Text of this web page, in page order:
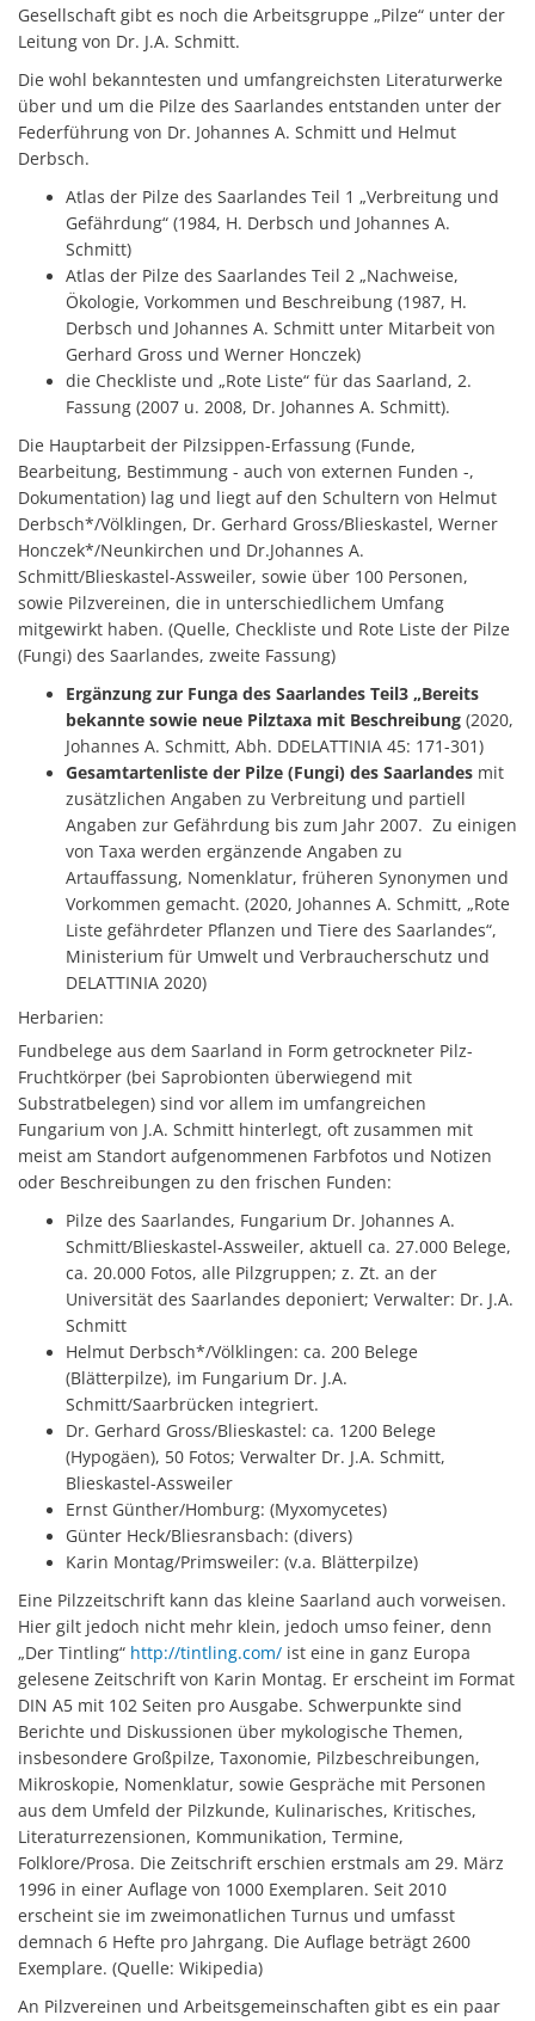
Gesellschaft gibt es noch die Arbeitsgruppe „Pilze“ unter der
Leitung von Dr. J.A. Schmitt.
Die wohl bekanntesten und umfangreichsten Literaturwerke
über und um die Pilze des Saarlandes entstanden unter der
Federführung von Dr. Johannes A. Schmitt und Helmut
Derbsch.
Atlas der Pilze des Saarlandes Teil 1 „Verbreitung und
Gefährdung“ (1984, H. Derbsch und Johannes A.
Schmitt)
Atlas der Pilze des Saarlandes Teil 2 „Nachweise,
Ökologie, Vorkommen und Beschreibung (1987, H.
Derbsch und Johannes A. Schmitt unter Mitarbeit von
Gerhard Gross und Werner Honczek)
die Checkliste und „Rote Liste“ für das Saarland, 2.
Fassung (2007 u. 2008, Dr. Johannes A. Schmitt).
Die Hauptarbeit der Pilzsippen-Erfassung (Funde,
Bearbeitung, Bestimmung - auch von externen Funden -,
Dokumentation) lag und liegt auf den Schultern von Helmut
Derbsch*/Völklingen, Dr. Gerhard Gross/Blieskastel, Werner
Honczek*/Neunkirchen und Dr.Johannes A.
Schmitt/Blieskastel-Assweiler, sowie über 100 Personen,
sowie Pilzvereinen, die in unterschiedlichem Umfang
mitgewirkt haben. (Quelle, Checkliste und Rote Liste der Pilze
(Fungi) des Saarlandes, zweite Fassung)
Ergänzung zur Funga des Saarlandes Teil3 „Bereits
bekannte sowie neue Pilztaxa mit Beschreibung (2020,
Johannes A. Schmitt, Abh. DDELATTINIA 45: 171-301)
Gesamtartenliste der Pilze (Fungi) des Saarlandes mit
zusätzlichen Angaben zu Verbreitung und partiell
Angaben zur Gefährdung bis zum Jahr 2007. Zu einigen
von Taxa werden ergänzende Angaben zu
Artauffassung, Nomenklatur, früheren Synonymen und
Vorkommen gemacht. (2020, Johannes A. Schmitt, „Rote
Liste gefährdeter Pflanzen und Tiere des Saarlandes“,
Ministerium für Umwelt und Verbraucherschutz und
DELATTINIA 2020)
Herbarien:
Fundbelege aus dem Saarland in Form getrockneter Pilz-
Fruchtkörper (bei Saprobionten überwiegend mit
Substratbelegen) sind vor allem im umfangreichen
Fungarium von J.A. Schmitt hinterlegt, oft zusammen mit
meist am Standort aufgenommenen Farbfotos und Notizen
oder Beschreibungen zu den frischen Funden:
Pilze des Saarlandes, Fungarium Dr. Johannes A.
Schmitt/Blieskastel-Assweiler, aktuell ca. 27.000 Belege,
ca. 20.000 Fotos, alle Pilzgruppen; z. Zt. an der
Universität des Saarlandes deponiert; Verwalter: Dr. J.A.
Schmitt
Helmut Derbsch*/Völklingen: ca. 200 Belege
(Blätterpilze), im Fungarium Dr. J.A.
Schmitt/Saarbrücken integriert.
Dr. Gerhard Gross/Blieskastel: ca. 1200 Belege
(Hypogäen), 50 Fotos; Verwalter Dr. J.A. Schmitt,
Blieskastel-Assweiler
Ernst Günther/Homburg: (Myxomycetes)
Günter Heck/Bliesransbach: (divers)
Karin Montag/Primsweiler: (v.a. Blätterpilze)
Eine Pilzzeitschrift kann das kleine Saarland auch vorweisen.
Hier gilt jedoch nicht mehr klein, jedoch umso feiner, denn
„Der Tintling“ http://tintling.com/ ist eine in ganz Europa
gelesene Zeitschrift von Karin Montag. Er erscheint im Format
DIN A5 mit 102 Seiten pro Ausgabe. Schwerpunkte sind
Berichte und Diskussionen über mykologische Themen,
insbesondere Großpilze, Taxonomie, Pilzbeschreibungen,
Mikroskopie, Nomenklatur, sowie Gespräche mit Personen
aus dem Umfeld der Pilzkunde, Kulinarisches, Kritisches,
Literaturrezensionen, Kommunikation, Termine,
Folklore/Prosa. Die Zeitschrift erschien erstmals am 29. März
1996 in einer Auflage von 1000 Exemplaren. Seit 2010
erscheint sie im zweimonatlichen Turnus und umfasst
demnach 6 Hefte pro Jahrgang. Die Auflage beträgt 2600
Exemplare. (Quelle: Wikipedia)
An Pilzvereinen und Arbeitsgemeinschaften gibt es ein paar